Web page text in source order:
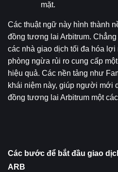
mặt.
Các thuật ngữ này hình thành
đồng tương lai Arbitrum.
các nhà giao dịch tối đa hóa lợi
phòng ngừa rủi ro cung cấp
hiệu quả. Các nền tảng như
khái niệm này, giúp người mới
đồng tương lai Arbitrum một
Các bước để bắt đầu giao
ARB